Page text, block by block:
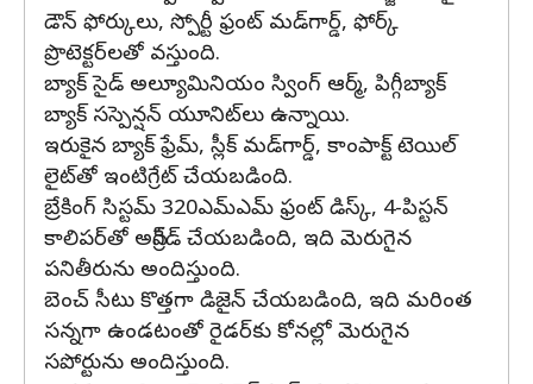
డౌన్ ఫోర్కులు, స్పోర్టీ ఫ్రంట్ మడ్‌గార్డ్, ఫోర్క్
ప్రొటెక్టర్‌లతో వస్తుంది.
బ్యాక్ సైడ్ అల్యూమినియం స్వింగ్ ఆర్మ్, పిగ్గీబ్యాక్
బ్యాక్ సస్పెన్షన్ యూనిట్‌లు ఉన్నాయి.
ఇరుకైన బ్యాక్ ఫ్రేమ్, స్లీక్ మడ్‌గార్డ్, కాంపాక్ట్ టెయిల్
లైట్‌తో ఇంటిగ్రేట్ చేయబడింది.
బ్రేకింగ్ సిస్టమ్ 320ఎమ్ఎమ్ ఫ్రంట్ డిస్క్, 4-పిస్టన్
కాలిపర్‌తో అప్‌గ్రేడ్ చేయబడింది, ఇది మెరుగైన
పనితీరును అందిస్తుంది.
బెంచ్ సీటు కొత్తగా డిజైన్ చేయబడింది, ఇది మరింత
సన్నగా ఉండటంతో రైడర్‌కు కోనల్లో మెరుగైన
సపోర్టును అందిస్తుంది.